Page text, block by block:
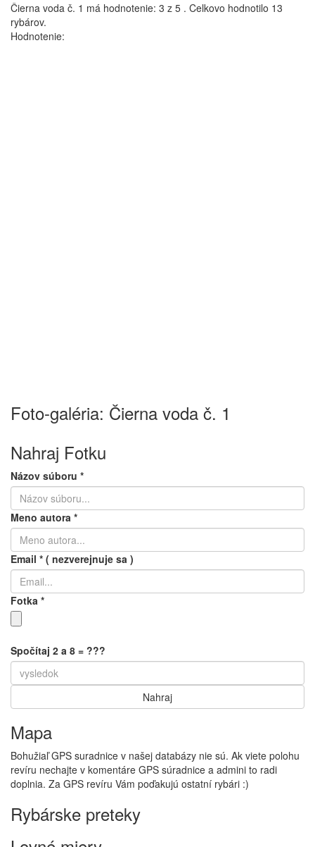
Čierna voda č. 1 má hodnotenie: 3 z 5 . Celkovo hodnotilo 13
rybárov.
Hodnotenie:
Foto-galéria: Čierna voda č. 1
Nahraj Fotku
Názov súboru *
Meno autora *
Email * ( nezverejnuje sa )
Fotka *
Spočítaj 2 a 8 = ???
Mapa
Bohužiaľ GPS suradnice v našej databázy nie sú. Ak viete polohu
revíru nechajte v komentáre GPS súradnice a admini to radi
doplnia. Za GPS revíru Vám poďakujú ostatní rybári :)
Rybárske preteky